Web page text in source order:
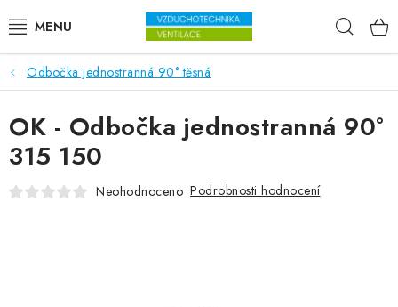
VENTILÁTORY
VZDUCHOTECHNIKA
REKUPERACE
Odbočka jednostranná 90° těsná
OK - Odbočka jednostranná 90°
315 150
Neohodnoceno Podrobnosti hodnocení